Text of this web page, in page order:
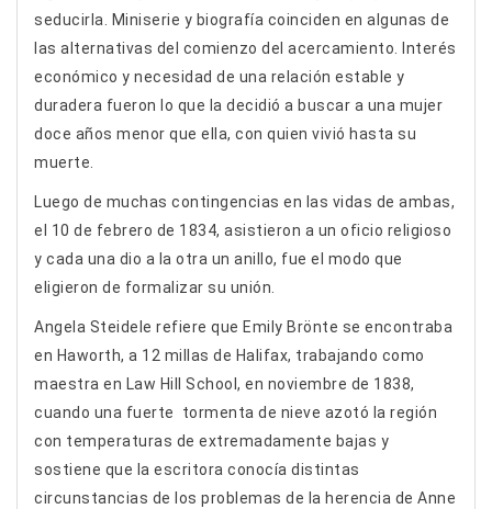
seducirla. Miniserie y biografía coinciden en algunas de
las alternativas del comienzo del acercamiento. Interés
económico y necesidad de una relación estable y
duradera fueron lo que la decidió a buscar a una mujer
doce años menor que ella, con quien vivió hasta su
muerte.
Luego de muchas contingencias en las vidas de ambas,
el 10 de febrero de 1834, asistieron a un oficio religioso
y cada una dio a la otra un anillo, fue el modo que
eligieron de formalizar su unión.
Angela Steidele refiere que Emily Brönte se encontraba
en Haworth, a 12 millas de Halifax, trabajando como
maestra en Law Hill School, en noviembre de 1838,
cuando una fuerte tormenta de nieve azotó la región
con temperaturas de extremadamente bajas y
sostiene que la escritora conocía distintas
circunstancias de los problemas de la herencia de Anne